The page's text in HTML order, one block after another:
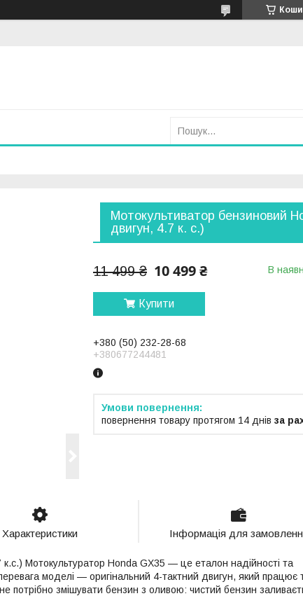
Мотокультиватор бензиновий
двигун, 4.7 к. с.)
11 499 ₴ 10 499 ₴ В
Купити
+380 (50) 232-28-68
+380677244481
повернення товару протягом 14 днів за
Характеристики Інформація для
Мотокультуратор Honda GX35 — це еталон надійності та
перевага моделі — оригінальний 4-тактний двигун, який працює
потрібно змішувати бензин з оливою: чистий бензин